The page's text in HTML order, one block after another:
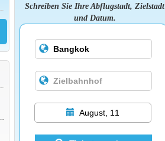
Schreiben Sie Ihre Abflugstadt, Zielstadt
und Datum.
August, 11